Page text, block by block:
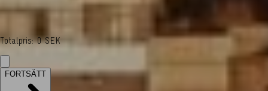
Totalpris: 0 SEK
FORTSÄTT